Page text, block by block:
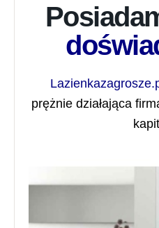
prężnie działająca